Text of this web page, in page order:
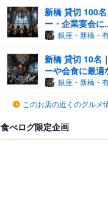
新橋 貸切 100
ー・企業宴会に
銀座・新橋・
新橋 貸切 10名
ーや会食に最適
銀座・新橋・
このお店の近くのグルメ
食べログ限定企画